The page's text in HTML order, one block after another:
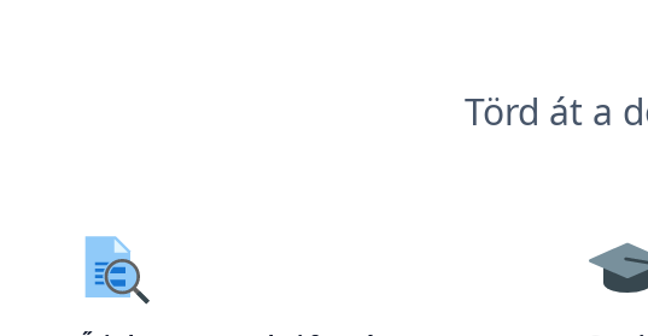
Törd át a